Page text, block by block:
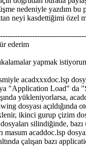
nedeniyle yazdım bu
neyi kasdettiğimi özel
ederim
yapmak
acadxxxdoc.lsp
"Application Load" da
yükleniyorlarsa,
dosyası açıldığında
ikinci gurup çizim
silindiğinde,
masum acaddoc.lsp
çalışan bazı